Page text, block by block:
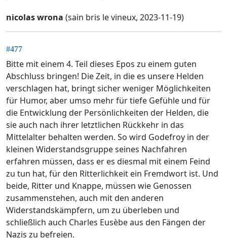
nicolas wrona (sain bris le vineux, 2023-11-19)
#477
Bitte mit einem 4. Teil dieses Epos zu einem guten
Abschluss bringen! Die Zeit, in die es unsere Helden
verschlagen hat, bringt sicher weniger Möglichkeiten
für Humor, aber umso mehr für tiefe Gefühle und für
die Entwicklung der Persönlichkeiten der Helden, die
sie auch nach ihrer letztlichen Rückkehr in das
Mittelalter behalten werden. So wird Godefroy in der
kleinen Widerstandsgruppe seines Nachfahren
erfahren müssen, dass er es diesmal mit einem Feind
zu tun hat, für den Ritterlichkeit ein Fremdwort ist. Und
beide, Ritter und Knappe, müssen wie Genossen
zusammenstehen, auch mit den anderen
Widerstandskämpfern, um zu überleben und
schließlich auch Charles Eusèbe aus den Fängen der
Nazis zu befreien.